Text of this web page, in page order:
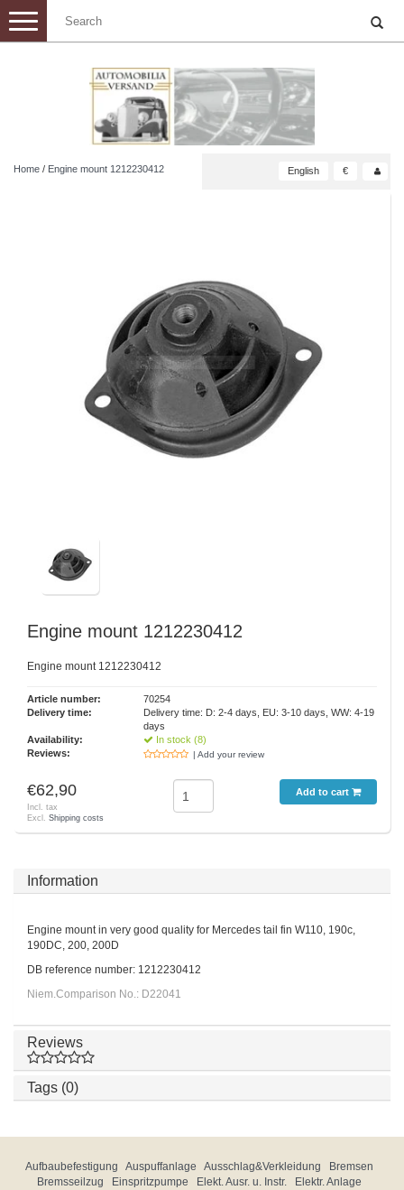
Toggle
navigation
Home / Engine mount 1212230412 English €
Engine mount 1212230412
Engine mount 1212230412
Article number:
70254
Delivery time:
Delivery time: D: 2-4 days, EU: 3-10 days, WW: 4-19
days
Availability:
In stock (8)
Reviews:
| Add your review
€62,90
Incl. tax
Excl. Shipping costs
Add to cart
Information
Engine mount in very good quality for Mercedes tail fin W110, 190c,
190DC, 200, 200D
DB reference number: 1212230412
Niem.Comparison No.: D22041
Reviews
Tags (0)
Aufbaubefestigung Auspuffanlage Ausschlag&Verkleidung
Bremsen
Bremsseilzug
Einspritzpumpe Elekt. Ausr. u. Instr.
Elektr. Anlage